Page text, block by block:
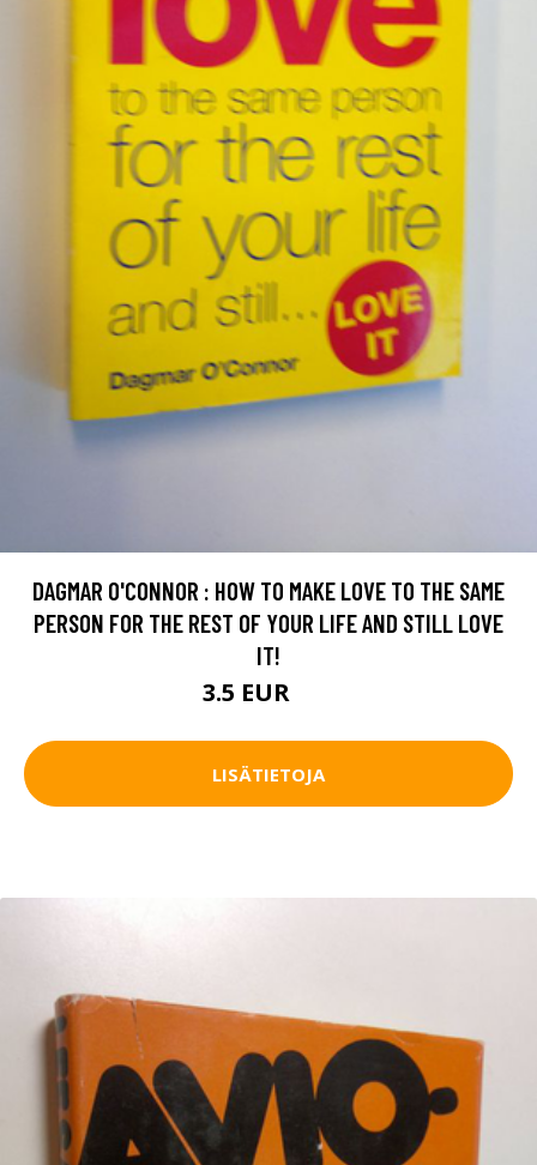
DAGMAR O'CONNOR : HOW TO MAKE LOVE TO THE SAME
PERSON FOR THE REST OF YOUR LIFE AND STILL LOVE
IT!
3.5 EUR
LISÄTIETOJA